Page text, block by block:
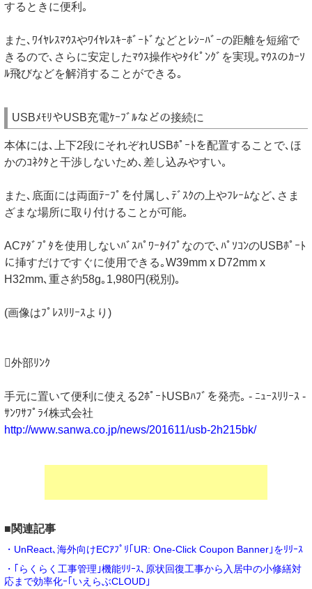
するときに便利｡
また､ﾜｲﾔﾚｽﾏｳｽやﾜｲﾔﾚｽｷｰﾎﾞｰﾄﾞなどとﾚｼｰﾊﾞｰの距離を短縮で
きるので､さらに安定したﾏｳｽ操作やﾀｲﾋﾟﾝｸﾞを実現｡ﾏｳｽのｶｰｿ
ﾙ飛びなどを解消することができる｡
USBﾒﾓﾘやUSB充電ｹｰﾌﾞﾙなどの接続に
本体には､上下2段にそれぞれUSBﾎﾟｰﾄを配置することで､ほ
かのｺﾈｸﾀと干渉しないため､差し込みやすい｡
また､底面には両面ﾃｰﾌﾟを付属し､ﾃﾞｽｸの上やﾌﾚｰﾑなど､さま
ざまな場所に取り付けることが可能｡
ACｱﾀﾞﾌﾟﾀを使用しないﾊﾞｽﾊﾟﾜｰﾀｲﾌﾟなので､ﾊﾟｿｺﾝのUSBﾎﾟｰﾄ
に挿すだけですぐに使用できる｡W39mm x D72mm x
H32mm､重さ約58g｡1,980円(税別)｡
(画像はﾌﾟﾚｽﾘﾘｰｽより)
外部ﾘﾝｸ
手元に置いて便利に使える2ﾎﾟｰﾄUSBﾊﾌﾞを発売｡ - ﾆｭｰｽﾘﾘｰｽ -
ｻﾝﾜｻﾌﾟﾗｲ株式会社
http://www.sanwa.co.jp/news/201611/usb-2h215bk/
■関連記事
・UnReact､海外向けECｱﾌﾟﾘ｢UR: One-Click Coupon Banner｣をﾘﾘｰｽ
・｢らくらく工事管理｣機能ﾘﾘｰｽ､原状回復工事から入居中の小修繕対
応まで効率化ｰ｢いえらぶCLOUD｣